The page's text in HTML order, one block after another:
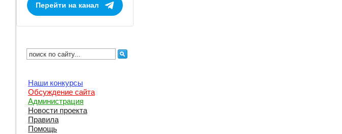
Перейти на канал
Наши конкурсы
Обсуждение сайта
Администрация
Новости проекта
Правила
Помощь